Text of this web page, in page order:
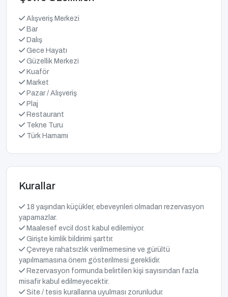
Alışveriş Merkezi
Bar
Dalış
Gece Hayatı
Güzellik Merkezi
Kuaför
Market
Pazar / Alışveriş
Plaj
Restaurant
Tekne Turu
Türk Hamamı
Kurallar
18 yaşından küçükler, ebeveynleri olmadan rezervasyon
yapamazlar.
Maalesef evcil dost kabul edilemiyor.
Girişte kimlik bildirimi şarttır.
Çevreye rahatsızlık verilmemesine ve gürültü
yapılmamasına önem gösterilmesi gereklidir.
Rezervasyon formunda belirtilen kişi sayısından fazla
misafir kabul edilmeyecektir.
Site / tesis kurallarına uyulması zorunludur.